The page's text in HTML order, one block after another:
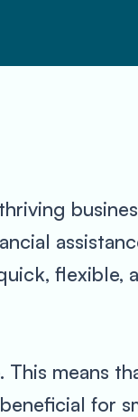
flexible,
means
for